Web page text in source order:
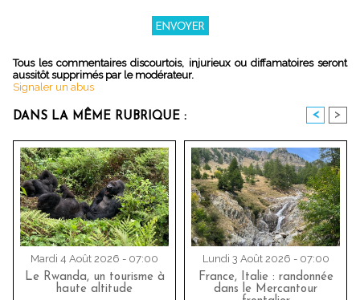
Tous les commentaires discourtois, injurieux ou diffamatoires seront
aussitôt supprimés par le modérateur.
Signaler un abus
DANS LA MÊME RUBRIQUE : < >
Mardi 4 Août 2026 - 07:00
Le Rwanda, un tourisme à
haute altitude
Lundi 3 Août 2026 - 07:00
France, Italie : randonnée
dans le Mercantour